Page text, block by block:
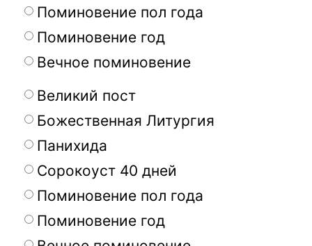
Поминовение пол года
Поминовение год
Вечное поминовение
Великий пост
Божественная Литургия
Панихида
Сорокоуст 40 дней
Поминовение пол года
Поминовение год